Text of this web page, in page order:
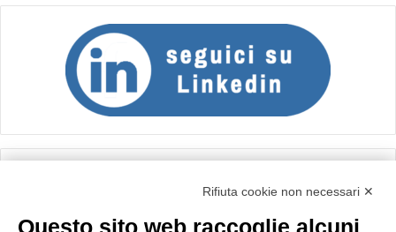
Rifiuta cookie non necessari ✕
Questo sito web raccoglie alcuni